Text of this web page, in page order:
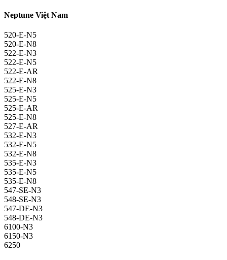
Neptune Việt Nam
520-E-N5
520-E-N8
522-E-N3
522-E-N5
522-E-AR
522-E-N8
525-E-N3
525-E-N5
525-E-AR
525-E-N8
527-E-AR
532-E-N3
532-E-N5
532-E-N8
535-E-N3
535-E-N5
535-E-N8
547-SE-N3
548-SE-N3
547-DE-N3
548-DE-N3
6100-N3
6150-N3
6250